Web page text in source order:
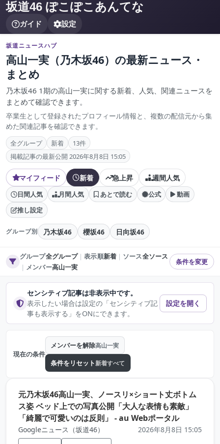
坂道46 ぽこぽこあんてな
ガイド 設定
坂道ニュースハブ
高山一実（乃木坂46）の最新ニュース・
まとめ
乃木坂46 1期の高山一実に関する新着、人気、関連ニュースを
まとめて確認できます。
卒業生として登録されたプロフィール情報と、複数の配信元から集
めた関連記事を確認できます。
全グループ 新着
13件
掲載記事の最新公開 2026年8月8日 15:05
マイフィード 新着 急上昇 週間人気
日間人気 月間人気 あとで読む 公式
動画
推し設定
グループ別 乃木坂46 櫻坂46 日向坂46
グループ全グループ｜表示順新着｜ ソース全ソース
｜ メンバー高山一実
条件を変更
センシティブ記事は非表示中です。
表示したい場合は設定の「センシティブ記
事も表示する」をONにできます。
設定を開く
現在の条件
メンバーを解除高山一実
条件をリセット新着すべて
元乃木坂46高山一実、ノースリ×ショート丈ボトム
ス姿 ベッド上での写真公開「大人な表情も素敵」
「綺麗で可愛いのは反則」 - au Webポータル（元記事
Googleニュース（坂道46）
2026年8月8日 15:05